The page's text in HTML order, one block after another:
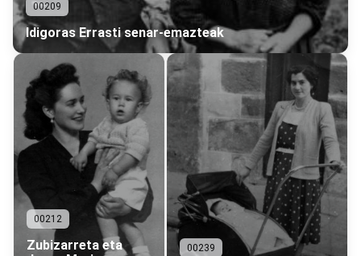
00209
Idigoras Errasti senar-emazteak
00212
Zubizarreta eta
00239